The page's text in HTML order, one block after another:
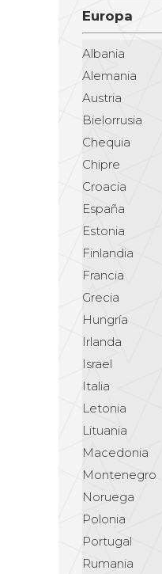
Europa
Albania
Alemania
Austria
Bielorrusia
Chequia
Chipre
Croacia
España
Estonia
Finlandia
Francia
Grecia
Hungría
Irlanda
Israel
Italia
Letonia
Lituania
Macedonia
Montenegro
Noruega
Polonia
Portugal
Rumania